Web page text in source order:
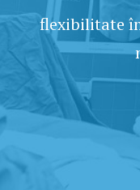
flexibilitate